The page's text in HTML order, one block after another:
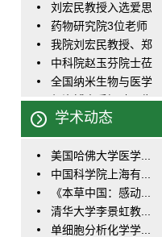
刘宏民教授入选爱思
唯...
药物研究院3位老师
入选...
我院刘宏民教授、郑
一...
中科院赵玉芬院士莅
临...
全国纳米生物与医学
学...
师资博士后招聘公告
郑州大学成功举办第
11...
郑州大学张振中教授
团...
第十一届世界华人药
物...
全国纳米生物与医学
学...
学术动态
美国哈佛大学医学...
中国科学院上海有...
《本草中国：感动...
清华大学李景虹教...
单细胞分析化学学...